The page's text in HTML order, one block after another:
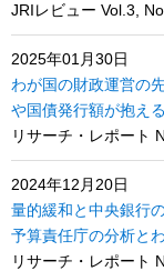
JRIレビュー Vol.3,
2025年01月30日
わが国の財政運営の
や国債発行額が抱え
リサーチ・レポート
2024年12月20日
量的緩和と中央銀行
予算責任庁の分析と
リサーチ・レポート